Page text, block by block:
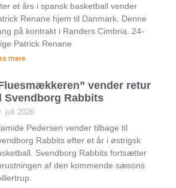
et års i spansk basketball vender
Renane hjem til Danmark. Denne
på kontrakt i Randers Cimbria. 24-
Patrick Renane
mere
vender retur
Svendborg Rabbits
juli 2026
Pedersen vender tilbage til
Rabbits efter et år i østrigsk
Svendborg Rabbits fortsætter
af den kommende sæsons